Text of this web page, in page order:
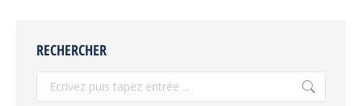
RECHERCHER
Recherche
: